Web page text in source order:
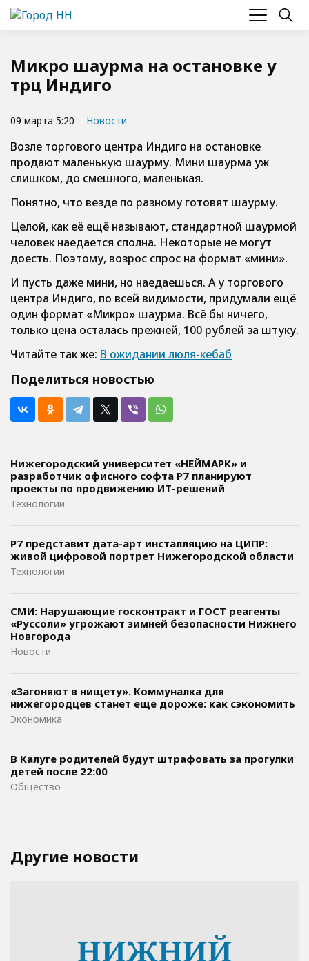
Микро шаурма на остановке у
трц Индиго
09 марта 5:20 Новости
Возле торгового центра Индиго на остановке
продают маленькую шаурму. Мини шаурма уж
слишком, до смешного, маленькая.
Понятно, что везде по разному готовят шаурму.
Целой, как её ещё называют, стандартной шаурмой
человек наедается сполна. Некоторые не могут
доесть. Поэтому, возрос спрос на формат «мини».
И пусть даже мини, но наедаешься. А у торгового
центра Индиго, по всей видимости, придумали ещё
один формат «Микро» шаурма. Всё бы ничего,
только цена осталась прежней, 100 рублей за штуку.
Читайте так же: В ожидании люля-кебаб
Поделиться новостью
Нижегородский университет «НЕЙМАРК» и
разработчик офисного софта P7 планируют
проекты по продвижению ИТ-решений
Технологии
Р7 представит дата-арт инсталляцию на ЦИПР:
живой цифровой портрет Нижегородской области
Технологии
СМИ: Нарушающие госконтракт и ГОСТ реагенты
«Руссоли» угрожают зимней безопасности Нижнего
Новгорода
Новости
«Загоняют в нищету». Коммуналка для
нижегородцев станет еще дороже: как сэкономить
Экономика
В Калуге родителей будут штрафовать за прогулки
детей после 22:00
Общество
Другие новости